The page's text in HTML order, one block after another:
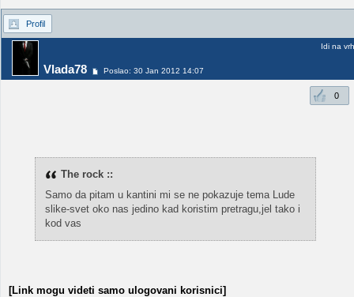
Profil
Vlada78 Poslao: 30 Jan 2012 14:07
Idi na vrh
0
The rock ::
Samo da pitam u kantini mi se ne pokazuje tema Lude
slike-svet oko nas jedino kad koristim pretragu,jel tako i
kod vas
[Link mogu videti samo ulogovani korisnici]